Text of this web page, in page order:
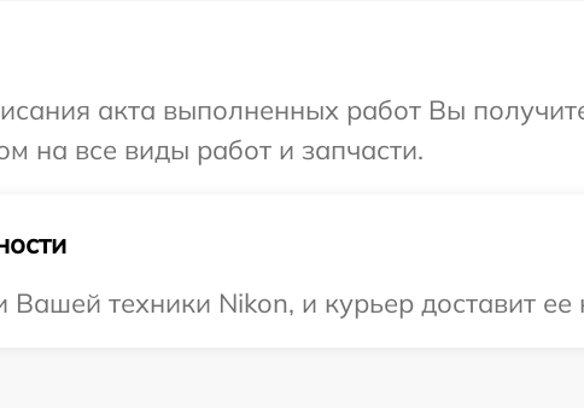
акта выполненных работ Вы
на все виды работ и запчасти.
техники Nikon, и курьер доставит